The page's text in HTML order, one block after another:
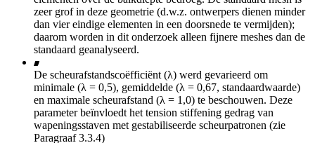
zeer grof in deze geometrie (d.w.z. ontwerpers dienen minder
dan vier eindige elementen in een doorsnede te vermijden);
daarom worden in dit onderzoek alleen fijnere meshes dan de
standaard geanalyseerd.
De scheurafstandscoëfficiënt (λ) werd gevarieerd om
minimale (λ = 0,5), gemiddelde (λ = 0,67, standaardwaarde)
en maximale scheurafstand (λ = 1,0) te beschouwen. Deze
parameter beïnvloedt het tension stiffening gedrag van
wapeningsstaven met gestabiliseerde scheurpatronen (zie
Paragraaf 3.3.4)